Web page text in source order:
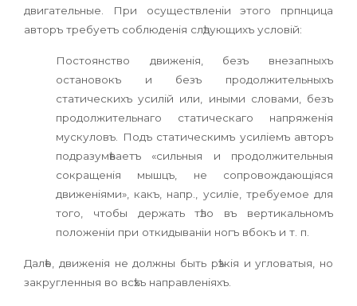
двигательные. При осуществленіи этого прпнцица
авторъ требуетъ соблюденія слѣдующихъ условій:
Постоянство движенія, безъ внезапныхъ
остановокъ и безъ продолжительныхъ
статическихъ усилій или, иными словами, безъ
продолжительнаго статическаго напряженія
мускуловъ. Подъ статическимъ усиліемъ авторъ
подразумѣваетъ «сильныя и продолжительныя
сокращенія мышцъ, не сопровождающіяся
движеніями», какъ, напр., усиліе, требуемое для
того, чтобы держать тѣло въ вертикальномъ
положеніи при откидываніи ногъ вбокъ и т. п.
Далѣе, движенія не должны быть рѣзкія и угловатыя, но
закругленныя во всѣхъ направленіяхъ.